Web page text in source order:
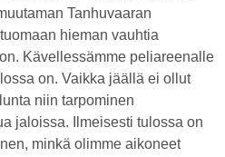
Tanhuvaaran
hieman vauhtia
Kävellessämme peliareenalle
on. Vaikka jäällä ei ollut
niin tarpominen
jaloissa. Ilmeisesti tulossa on
minkä olimme aikoneet